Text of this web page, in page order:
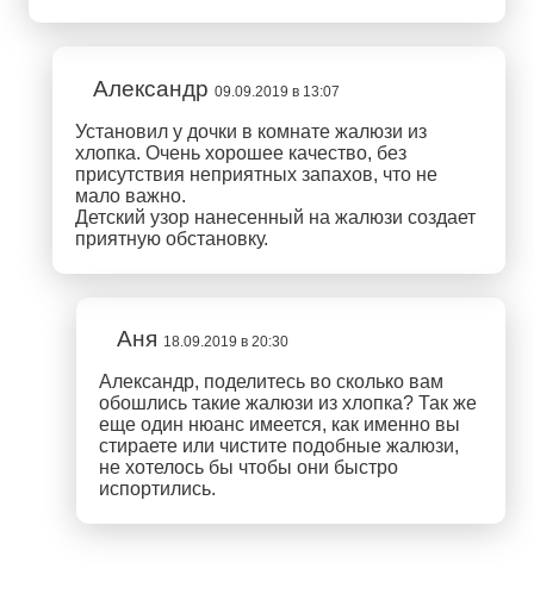
Александр 09.09.2019 в 13:07
Установил у дочки в комнате жалюзи из
хлопка. Очень хорошее качество, без
присутствия неприятных запахов, что не
мало важно.
Детский узор нанесенный на жалюзи создает
приятную обстановку.
Аня 18.09.2019 в 20:30
Александр, поделитесь во сколько вам
обошлись такие жалюзи из хлопка? Так же
еще один нюанс имеется, как именно вы
стираете или чистите подобные жалюзи,
не хотелось бы чтобы они быстро
испортились.